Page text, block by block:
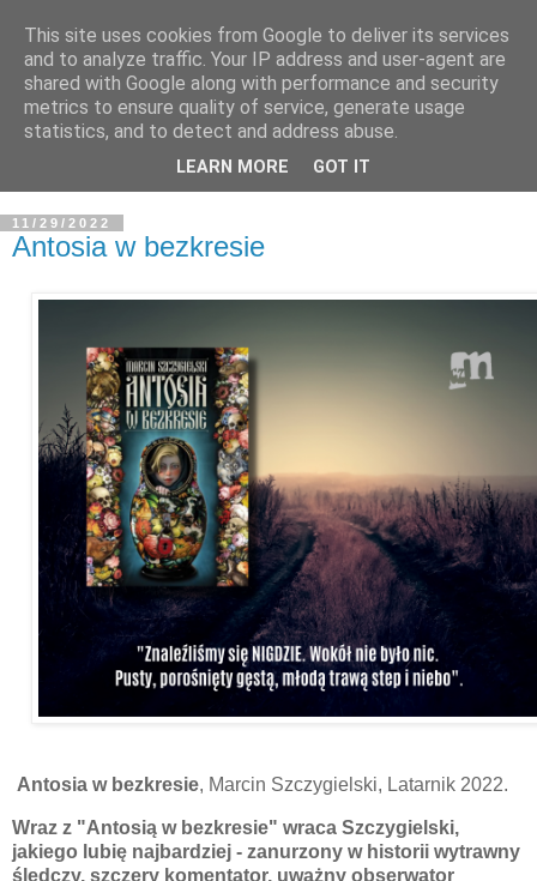
11/29/2022
Antosia w bezkresie
Antosia w bezkresie, Marcin Szczygielski, Latarnik 2022.
Wraz z "Antosią w bezkresie" wraca Szczygielski,
jakiego lubię najbardziej - zanurzony w historii wytrawny
śledczy, szczery komentator, uważny obserwator
This site uses cookies from Google to deliver its services
and to analyze traffic. Your IP address and user-agent are
shared with Google along with performance and security
metrics to ensure quality of service, generate usage
statistics, and to detect and address abuse.
LEARN MORE GOT IT